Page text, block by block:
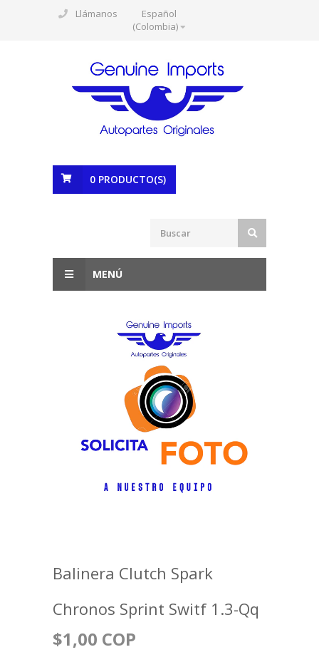
Llámanos
Español
(Colombia)
0 PRODUCTO(S)
MENÚ
Balinera Clutch Spark
Chronos Sprint Switf 1.3-Qq
$1,00 COP